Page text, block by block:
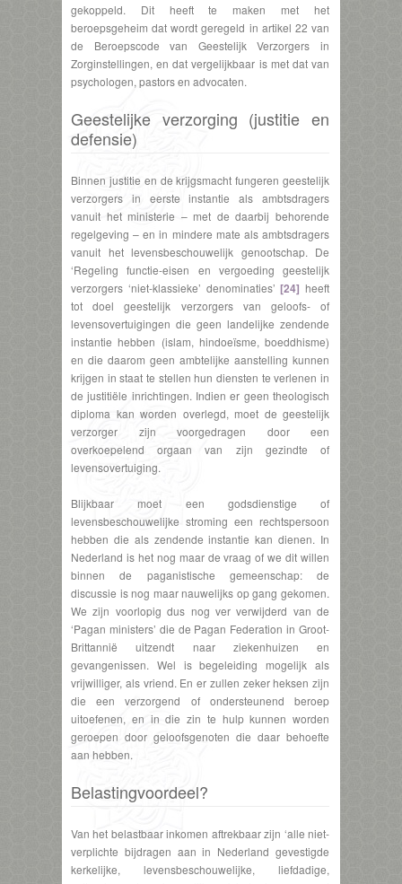
gekoppeld. Dit heeft te maken met het
beroepsgeheim dat wordt geregeld in artikel 22 van
de Beroepscode van Geestelijk Verzorgers in
Zorginstellingen, en dat vergelijkbaar is met dat van
psychologen, pastors en advocaten.
Geestelijke verzorging (justitie en
defensie)
Binnen justitie en de krijgsmacht fungeren geestelijk
verzorgers in eerste instantie als ambtsdragers
vanuit het ministerie – met de daarbij behorende
regelgeving – en in mindere mate als ambtsdragers
vanuit het levensbeschouwelijk genootschap. De
‘Regeling functie-eisen en vergoeding geestelijk
verzorgers ‘niet-klassieke’ denominaties’[24] heeft
tot doel geestelijk verzorgers van geloofs- of
levensovertuigingen die geen landelijke zendende
instantie hebben (islam, hindoeïsme, boeddhisme)
en die daarom geen ambtelijke aanstelling kunnen
krijgen in staat te stellen hun diensten te verlenen in
de justitiële inrichtingen. Indien er geen theologisch
diploma kan worden overlegd, moet de geestelijk
verzorger zijn voorgedragen door een
overkoepelend orgaan van zijn gezindte of
levensovertuiging.
Blijkbaar moet een godsdienstige of
levensbeschouwelijke stroming een rechtspersoon
hebben die als zendende instantie kan dienen. In
Nederland is het nog maar de vraag of we dit willen
binnen de paganistische gemeenschap: de
discussie is nog maar nauwelijks op gang gekomen.
We zijn voorlopig dus nog ver verwijderd van de
‘Pagan ministers’ die de Pagan Federation in Groot-
Brittannië uitzendt naar ziekenhuizen en
gevangenissen. Wel is begeleiding mogelijk als
vrijwilliger, als vriend. En er zullen zeker heksen zijn
die een verzorgend of ondersteunend beroep
uitoefenen, en in die zin te hulp kunnen worden
geroepen door geloofsgenoten die daar behoefte
aan hebben.
Belastingvoordeel?
Van het belastbaar inkomen aftrekbaar zijn ‘alle niet-
verplichte bijdragen aan in Nederland gevestigde
kerkelijke, levensbeschouwelijke, liefdadige,